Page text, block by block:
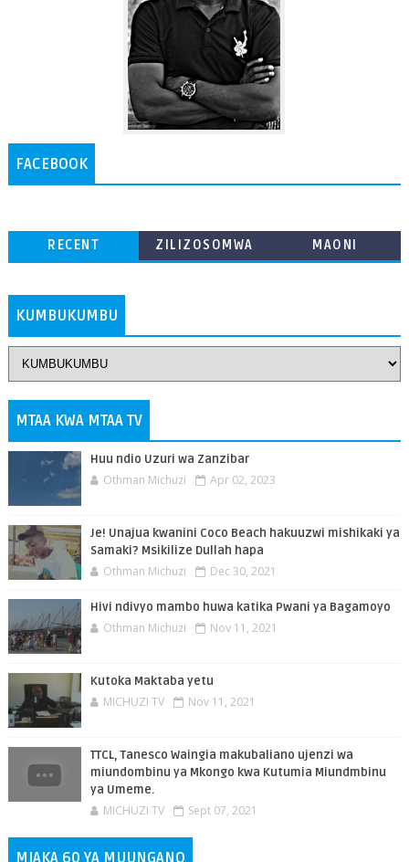
FACEBOOK
RECENT
ZILIZOSOMWA
MAONI
KUMBUKUMBU
MTAA KWA MTAA TV
Huu ndio Uzuri wa Zanzibar
Othman Michuzi Apr 02, 2023
Je! Unajua kwanini Coco Beach hakuuzwi mishikaki ya
Samaki? Msikilize Dullah hapa
Othman Michuzi Dec 30, 2021
Hivi ndivyo mambo huwa katika Pwani ya Bagamoyo
Othman Michuzi Nov 11, 2021
Kutoka Maktaba yetu
MICHUZI TV Nov 11, 2021
TTCL, Tanesco Waingia makubaliano ujenzi wa
miundombinu ya Mkongo kwa Kutumia Miundmbinu
ya Umeme.
MICHUZI TV Sept 07, 2021
MIAKA 60 YA MUUNGANO